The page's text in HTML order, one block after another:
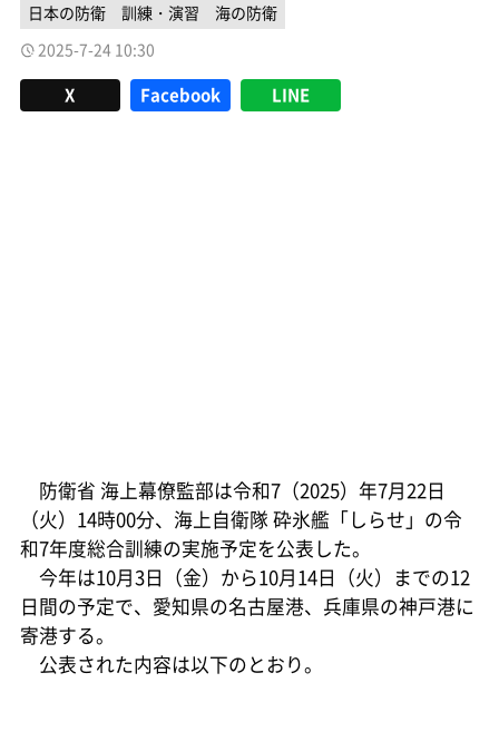
日本の防衛 訓練・演習
海の防衛
2025-7-24 10:30
X Facebook LINE
防衛省 海上幕僚監部は令和7（2025）年7月22日
（火）14時00分、海上自衛隊 砕氷艦「しらせ」の令
和7年度総合訓練の実施予定を公表した。
今年は10月3日（金）から10月14日（火）までの12
日間の予定で、愛知県の名古屋港、兵庫県の神戸港に
寄港する。
公表された内容は以下のとおり。